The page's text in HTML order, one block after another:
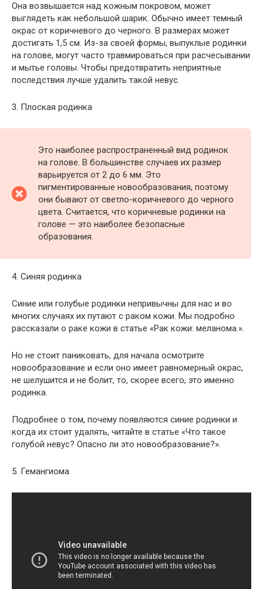
Она возвышается над кожным покровом, может
выглядеть как небольшой шарик. Обычно имеет темный
окрас от коричневого до черного. В размерах может
достигать 1,5 см. Из-за своей формы, выпуклые родинки
на голове, могут часто травмироваться при расчесывании
и мытье головы. Чтобы предотвратить неприятные
последствия лучше удалить такой невус.
3. Плоская родинка
Это наиболее распространенный вид родинок
на голове. В большинстве случаев их размер
варьируется от 2 до 6 мм. Это
пигментированные новообразования, поэтому
они бывают от светло-коричневого до черного
цвета. Считается, что коричневые родинки на
голове — это наиболее безопасные
образования.
4. Синяя родинка
Синие или голубые родинки непривычны для нас и во
многих случаях их путают с раком кожи. Мы подробно
рассказали о раке кожи в статье «Рак кожи: меланома.».
Но не стоит паниковать, для начала осмотрите
новообразование и если оно имеет равномерный окрас,
не шелушится и не болит, то, скорее всего, это именно
родинка.
Подробнее о том, почему появляются синие родинки и
когда их стоит удалять, читайте в статье «Что такое
голубой невус? Опасно ли это новообразование?».
5. Гемангиома